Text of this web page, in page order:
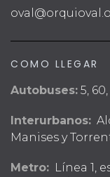
COMO LLEGAR
Autobuses: 5,
Interurbanos:
Manises y
Metro: Línea 1,